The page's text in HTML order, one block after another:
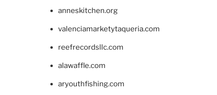
anneskitchen.org
valenciamarketytaqueria.com
reefrecordsllc.com
alawaffle.com
aryouthfishing.com